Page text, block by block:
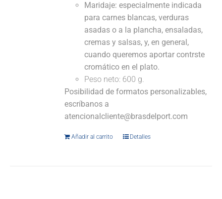
Maridaje: especialmente indicada
para carnes blancas, verduras
asadas o a la plancha, ensaladas,
cremas y salsas, y, en general,
cuando queremos aportar contrste
cromático en el plato.
Peso neto: 600 g.
Posibilidad de formatos personalizables,
escríbanos a
atencionalcliente@brasdelport.com
Añadir al carrito Detalles